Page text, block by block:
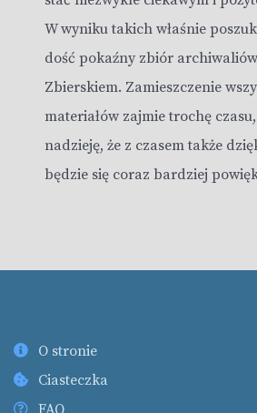
W wyniku takich właśnie
dość pokaźny zbiór
Zbierskiem. Zamieszczenie
materiałów zajmie trochę
nadzieję, że z czasem także
będzie się coraz bardziej
O stronie
Ciasteczka